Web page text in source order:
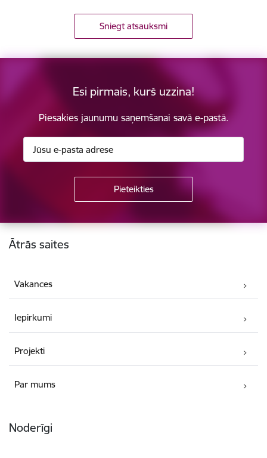
Sniegt atsauksmi
Esi pirmais, kurš uzzina!
Piesakies jaunumu saņemšanai savā e-pastā.
Kājene
Ātrās saites
Vakances
Iepirkumi
Projekti
Par mums
Noderīgi